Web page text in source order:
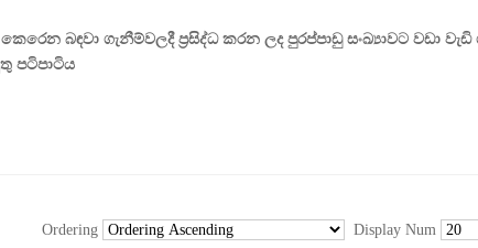
බඳවා ගැනීම්වලදී ප්‍රසිද්ධ කරන ලද පුරප්පාඩු සංඛ්‍යාවට
පටිපාටිය
Ordering Display Num